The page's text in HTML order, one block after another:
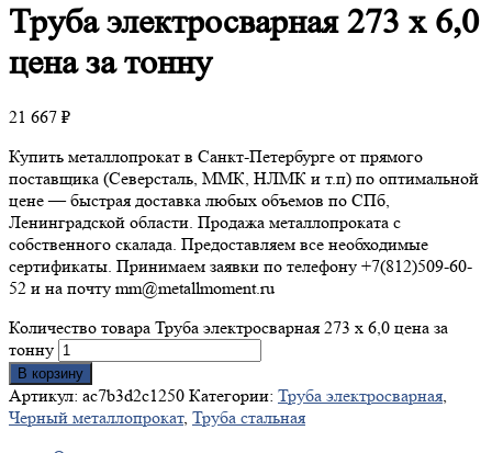
Трубаэлектросварная 273 х 6,0
цена за тонну
21 667 ₽
Купить металлопрокат в Санкт-Петербурге от прямого
поставщика (Северсталь, ММК, НЛМК и т.п) по оптимальной
цене — быстрая доставка любых объемов по СПб,
Ленинградской области. Продажа металлопроката с
собственного скалада. Предоставляем все необходимые
сертификаты. Принимаем заявки по телефону +7(812)509-60-
52 и на почту mm@metallmoment.ru
Количество товара Труба электросварная 273 х 6,0 цена за
тонну
В корзину
Артикул: ac7b3d2c1250 Категории: Труба электросварная,
Черный металлопрокат, Труба стальная